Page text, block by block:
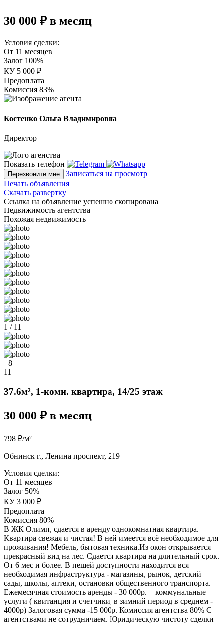
30 000 ₽ в месяц
Условия сделки:
От 11 месяцев
Залог 100%
КУ 5 000 ₽
Предоплата
Комиссия 83%
Костенко Ольга Владимировна
Директор
Показать телефон
Перезвоните мне
Записаться на просмотр
Печать объявления
Скачать развертку
Ссылка на объявление успешно скопирована
Недвижимость агентства
Похожая недвижимость
1 / 11
+8
11
37.6м², 1-комн. квартира, 14/25 этаж
30 000 ₽ в месяц
798 ₽/м²
Обнинск г., Ленина проспект, 219
Условия сделки:
От 11 месяцев
Залог 50%
КУ 3 000 ₽
Предоплата
Комиссия 80%
В ЖК Олимп, сдается в аренду однокомнатная квартира.
Квартира свежая и чистая! В ней имеется всё необходимое для
проживания! Мебель, бытовая техника.Из окон открывается
прекрасный вид на лес. Сдается квартира на длительный срок.
От 6 мес и более. В пешей доступности находится вся
необходимая инфраструктура - магазины, рынок, детский
сады, школы, аптеки, остановки общественного транспорта.
Ежемесячная стоимость аренды - 30 000р. + коммунальные
услуги ( квитанция и счетчики, в зимний период в среднем -
4000р) Залоговая сумма -15 000р. Комиссия агентства 80% С
агентствами не сотрудничаем. Юридическую чистоту сделки